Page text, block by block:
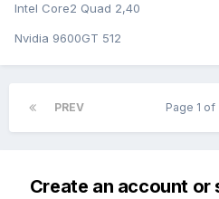
Intel Core2 Quad 2,40
Nvidia 9600GT 512
PREV Page 1 of
Create an account or